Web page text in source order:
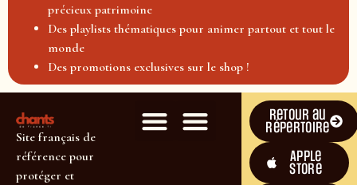
précieux patrimoine
Des playlists thématiques pour animer partout et tout le
monde
Des promotions exclusives sur le shop !
Site français de
référence pour
protéger et
Retour au
répertoire
Apple
Store